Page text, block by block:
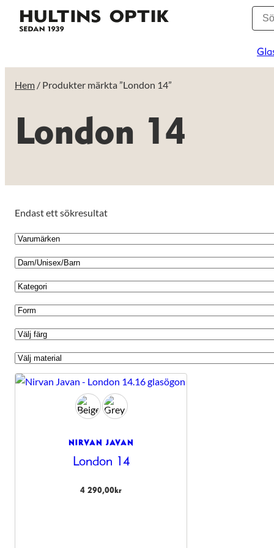
Hem / Produkter märkta ”London 14”
London 14
Endast ett sökresultat
NIRVAN JAVAN
London 14
4 290,00 kr